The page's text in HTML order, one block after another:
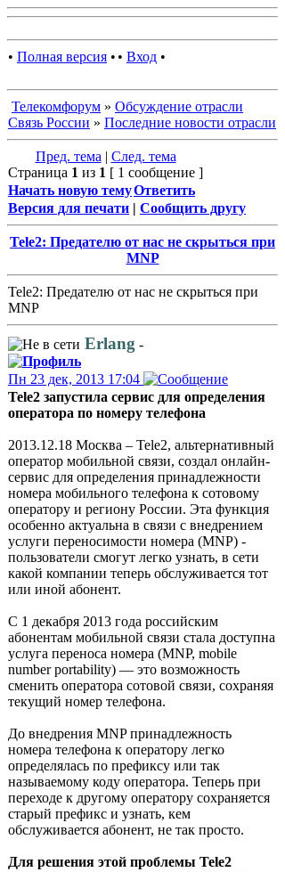
• Полная версия • • Вход •
Телекомфорум » Обсуждение отрасли
Связь России » Последние новости отрасли
Пред. тема | След. тема
Страница 1 из 1 [ 1 сообщение ]
Начать новую темуОтветить
Версия для печати | Сообщить другу
Tele2: Предателю от нас не скрыться при
MNP
Tele2: Предателю от нас не скрыться при
MNP
Erlang -
Пн 23 дек, 2013 17:04
Tele2 запустила сервис для определения
оператора по номеру телефона
2013.12.18 Москва – Tele2, альтернативный
оператор мобильной связи, создал онлайн-
сервис для определения принадлежности
номера мобильного телефона к сотовому
оператору и региону России. Эта функция
особенно актуальна в связи с внедрением
услуги переносимости номера (MNP) -
пользователи смогут легко узнать, в сети
какой компании теперь обслуживается тот
или иной абонент.
С 1 декабря 2013 года российским
абонентам мобильной связи стала доступна
услуга переноса номера (MNP, mobile
number portability) — это возможность
сменить оператора сотовой связи, сохраняя
текущий номер телефона.
До внедрения MNP принадлежность
номера телефона к оператору легко
определялась по префиксу или так
называемому коду оператора. Теперь при
переходе к другому оператору сохраняется
старый префикс и узнать, кем
обслуживается абонент, не так просто.
Для решения этой проблемы Tele2